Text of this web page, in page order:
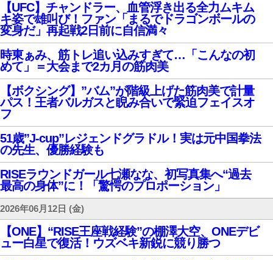
【UFC】チャンドラー、血管浮き出る全力ムキム
キ姿で雄叫び！ファン「まるでドラゴンボールの
変身だ」再起戦2日前に自信満々
時東ぁみ、筋トレ追い込みすぎて…「こんなの初
めて」＝大会まで2カ月の筋肉美
【ボクシング】”バム”が階級上げた筋肉美で計量
パス！王者バルガスと睨み合いで緊迫フェイスオ
フ
51歳”J-cup”レジェンドグラドル！実は元中国拳法
の先生、優勝経験も
RISEラウンドガール七瀬なな、初写真集へ“過去
最高の身体”に！「驚愕のプロポーション」
2026年06月12日 (金)
【ONE】“RISE王座戦経験”の棚澤大空、ONEデビ
ュー白星で復活！ウズベキ新鋭に競り勝つ